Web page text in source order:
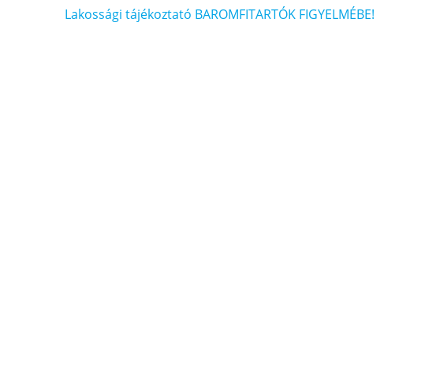
Bejegyzés
Lakossági tájékoztató BAROMFITARTÓK FIGYELMÉBE!